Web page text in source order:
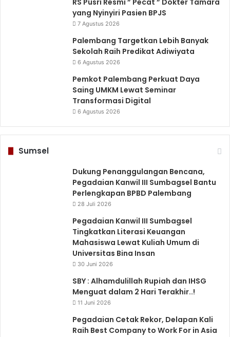
RS Pusri Resmi ” Pecat ” Dokter Tamara
yang Nyinyiri Pasien BPJS
7 Agustus 2026
Palembang Targetkan Lebih Banyak
Sekolah Raih Predikat Adiwiyata
6 Agustus 2026
Pemkot Palembang Perkuat Daya
Saing UMKM Lewat Seminar
Transformasi Digital
6 Agustus 2026
Sumsel
Dukung Penanggulangan Bencana,
Pegadaian Kanwil III Sumbagsel Bantu
Perlengkapan BPBD Palembang
28 Juli 2026
Pegadaian Kanwil III Sumbagsel
Tingkatkan Literasi Keuangan
Mahasiswa Lewat Kuliah Umum di
Universitas Bina Insan
30 Juni 2026
SBY : Alhamdulillah Rupiah dan IHSG
Menguat dalam 2 Hari Terakhir..!
11 Juni 2026
Pegadaian Cetak Rekor, Delapan Kali
Raih Best Company to Work For in Asia